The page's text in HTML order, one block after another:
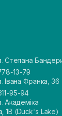
Степана
13-79
Івана Франка, 36
95-94
Академіка
1В (Duck's Lake)